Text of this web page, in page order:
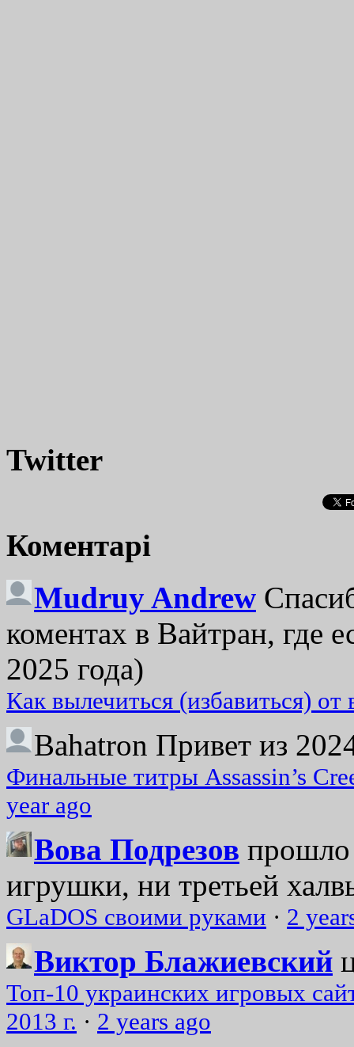
Twitter
Коментарі
Mudruy Andrew
коментах в Вайтран, где
2025 года)
Как вылечиться (избавиться)
Bahatron Привет из
Финальные титры Assassin’s
year ago
Вова Подрезов прошло
игрушки, ни третьей
GLaDOS своими руками · 2
Виктор Блажиевский
Топ-10 украинских игровых
2013 г. · 2 years ago